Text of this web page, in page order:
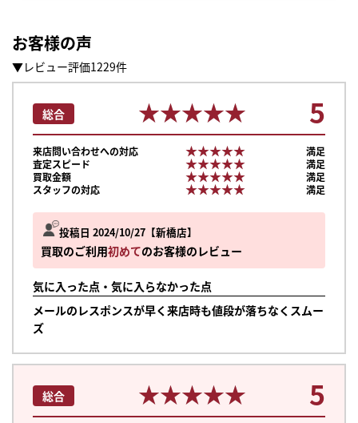
お客様の声
▼レビュー評価1229件
投稿日 2024/10/27 新橋店
買取のご利用初めてのお客様のレビュー
気に入った点・気に入らなかった点
メールのレスポンスが早く来店時も値段が落ちなくスムー
ズ
総合 ★★★★★
★★★★★ 5
来店問い合わせへの対応 ★★★★★
★★★★★
満足
査定スピード
★★★★★
★★★★★
満足
買取金額
★★★★★
★★★★★
満足
スタッフの対応
★★★★★
★★★★★ 満足
総合 ★★★★★
★★★★★ 5